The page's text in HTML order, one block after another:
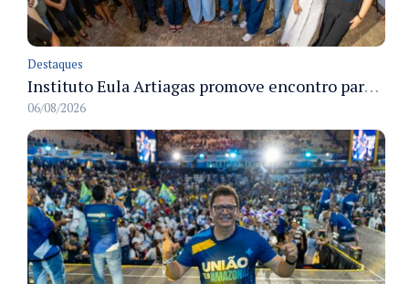
Destaques
Instituto Eula Artiagas promove encontro para discutir melhorias para o bairro Petrópolis
06/08/2026